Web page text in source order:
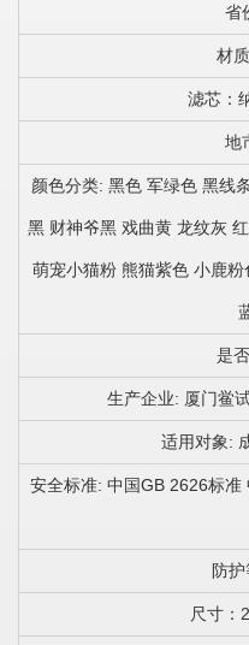
省
材
滤芯：
地
颜色分类: 黑色 军绿色 黑线
黑 财神爷黑 戏曲黄 龙纹灰
萌宠小猫粉 熊猫紫色 小鹿
是
生产企业: 厦门鲎
适用对象:
安全标准: 中国GB 2626标
防
尺寸：